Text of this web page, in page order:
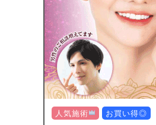
人気施術 お買い得◎